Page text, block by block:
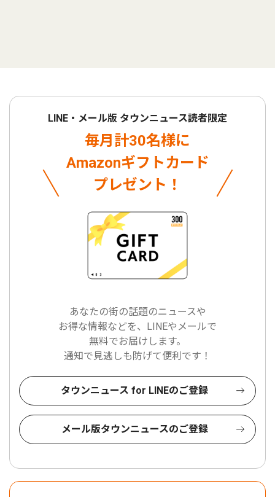
LINE・メール版 タウンニュース読者限定
毎月計30名様に
Amazonギフトカード
プレゼント！
あなたの街の話題のニュースや
お得な情報などを、LINEやメールで
無料でお届けします。
通知で見逃しも防げて便利です！
タウンニュース for LINEのご登録
メール版タウンニュースのご登録